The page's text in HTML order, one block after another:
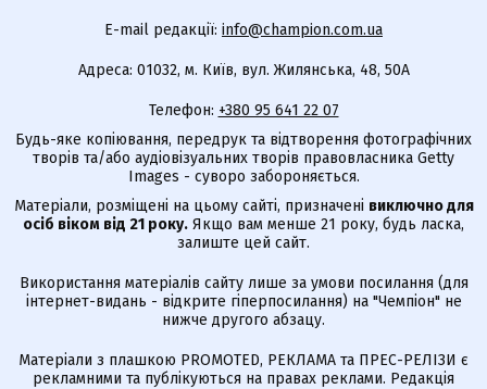
E-mail редакції: info@champion.com.ua
Адреса: 01032, м. Київ, вул. Жилянська, 48, 50А
Телефон: +380 95 641 22 07
Будь-яке копіювання, передрук та відтворення фотографічних
творів та/або аудіовізуальних творів правовласника Getty
Images - суворо забороняється.
Матеріали, розміщені на цьому сайті, призначені виключно для
осіб віком від 21 року. Якщо вам менше 21 року, будь ласка,
залиште цей сайт.
Використання матеріалів сайту лише за умови посилання (для
інтернет-видань - відкрите гіперпосилання) на "Чемпіон" не
нижче другого абзацу.
Матеріали з плашкою PROMOTED, РЕКЛАМА та ПРЕС-РЕЛІЗИ є
рекламними та публікуються на правах реклами. Редакція